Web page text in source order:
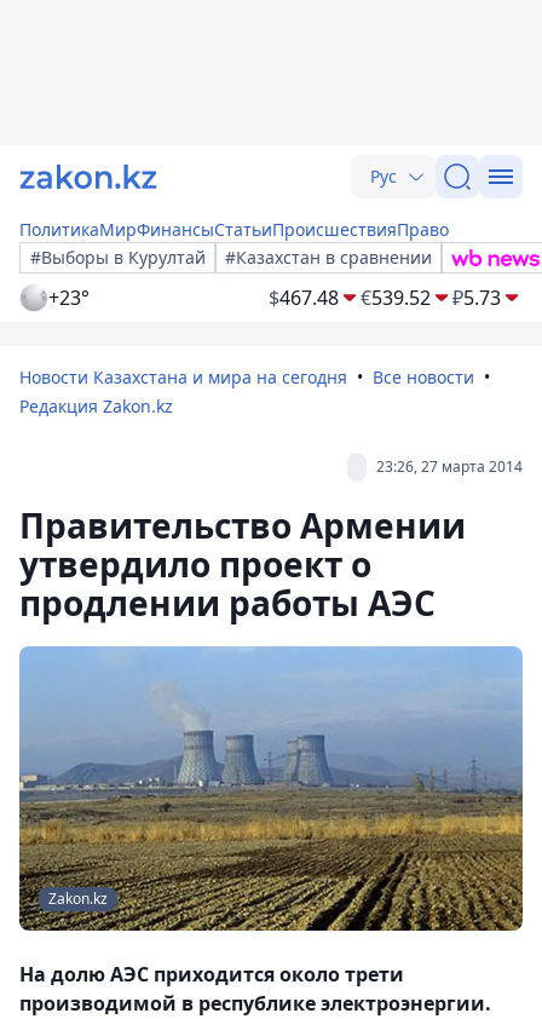
Рус
ПолитикаМирФинансыСтатьиПроисшествияПраво
#Выборы в Курултай
#Казахстан в сравнении
+23° $467.48 €539.52 ₽5.73
Новости Казахстана и мира на сегодня
Все новости
Редакция Zakon.kz
23:26, 27 марта 2014
Правительство Армении
утвердило проект о
продлении работы АЭС
Zakon.kz
На долю АЭС приходится около трети
производимой в республике электроэнергии.